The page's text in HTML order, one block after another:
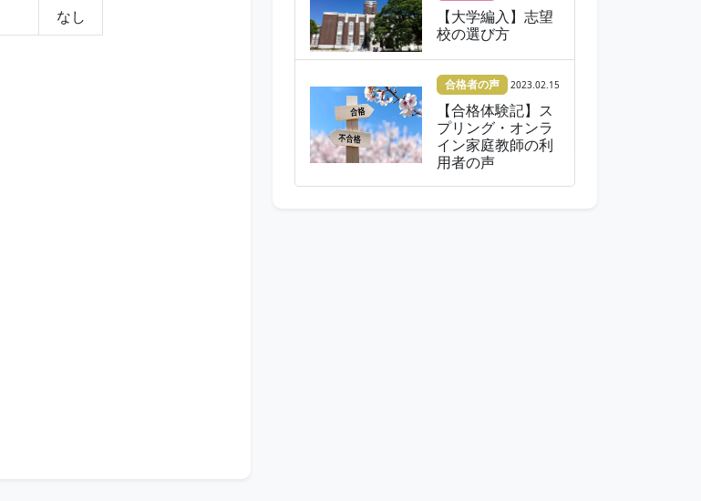
なし
【大学編入】志望
校の選び方
合格者の声 2023.02.15
【合格体験記】ス
プリング・オンラ
イン家庭教師の利
用者の声